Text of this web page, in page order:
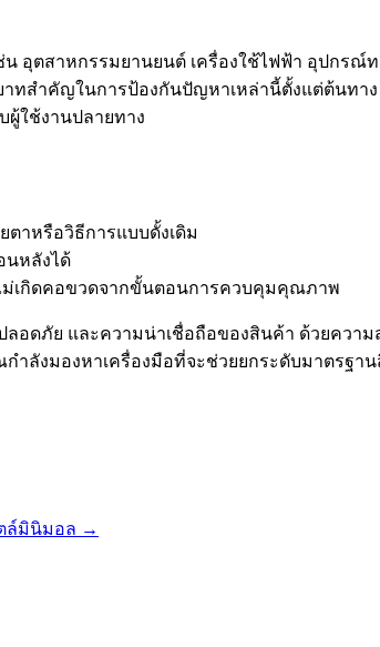
อุตสาหกรรมยานยนต์ เครื่องใช้ไฟฟ้า อุปกรณ์
ทสำคัญในการป้องกันปัญหาเหล่านี้ตั้งแต่ต้นทาง
ใช้งานปลายทาง
าหรือวิธีการแบบดั้งเดิม
นหลังได้
ไม่เกิดคอขวดจากขั้นตอนการควบคุมคุณภาพ
ดภัย และความน่าเชื่อถือของสินค้า ด้วยความ
ำลังมองหาเครื่องมือที่จะช่วยยกระดับมาตรฐา
ล์มินิมอล →